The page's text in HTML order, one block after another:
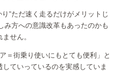
”ただ速く走るだけがメリットじ
み方への意識改革もあったのかも
ません。
＝街乗り使いにもとても便利」と
ていっているのを実感していま